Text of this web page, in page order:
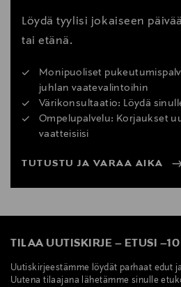
Löydä tyylisi jokaiseen
tai etänä.
Monipuoliset
juhlan vaatevalintoihin
Värikonsultaatio: Löydä
Ompelupalvelu: Korjaukset
vaatteisiisi
TUTUSTU JA VARAA AIKA
TILAA UUTISKIRJE – ETUSI –10
Uutiskirjeestämme löydät parhaat edut
Uutena tilaajana lähetämme sinulle